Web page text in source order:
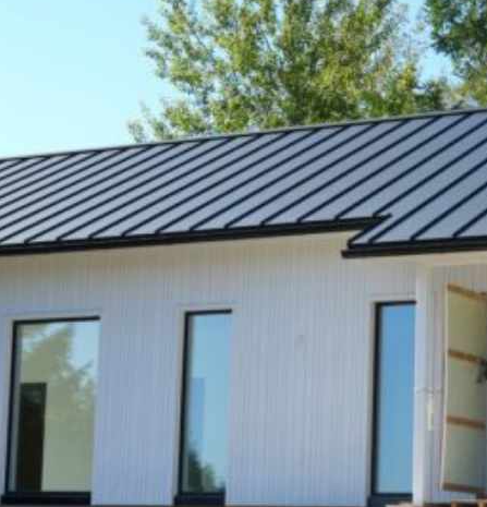
UUSI UNELMISTA
TALOKIRJA ON